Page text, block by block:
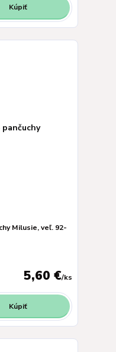
Kúpiť
Milusie, veľ. 92-
5,60 €/ks
Kúpiť